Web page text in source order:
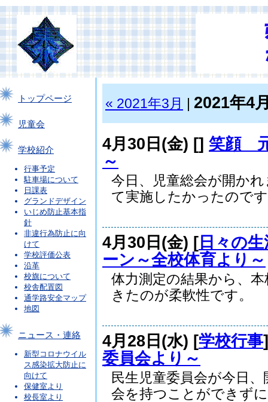
トップページ
児童会
学校紹介
行事予定
駐車場について
日課表
グランドデザイン
いじめ防止基本指
針
非違行為防止に向
けて
学校評価公表
沿革
校旗について
校舎配置図
通学路安全マップ
地図
ニュース・連絡
新型コロナウイル
ス感染拡大防止に
向けて
保健室より
校長室より
« 2021年3月 2021年4
4月30日(金) [] 笑顔
～
今日、児童総会が開か
て実施したかったので
4月30日(金) [ 日々の
ーン～全校体育より～
体力測定の結果から、
きたのが柔軟性です。
4月28日(水) [学校行事
委員会より～
民生児童委員会が今日
会を持つことができず